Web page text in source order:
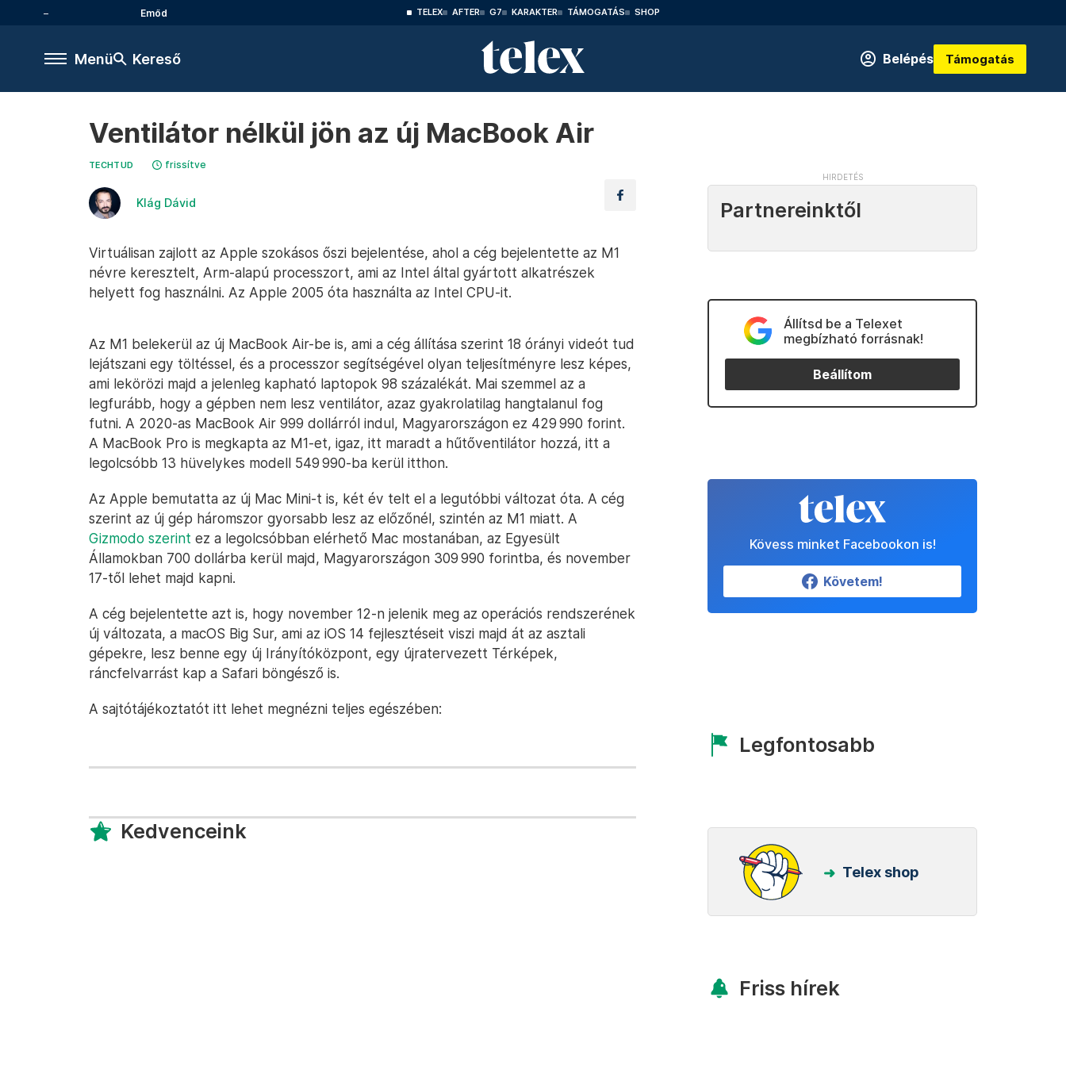
Emőd TELEX AFTER G7 KARAKTER TÁMOGATÁS SHOP
Menü Kereső Belépés Támogatás
Ventilátor nélkül jön az új MacBook Air
TECHTUD frissítve
Klág Dávid
Virtuálisan zajlott az Apple szokásos őszi bejelentése, ahol a cég bejelentette az M1
névre keresztelt, Arm-alapú processzort, ami az Intel által gyártott alkatrészek
helyett fog használni. Az Apple 2005 óta használta az Intel CPU-it.
Az M1 belekerül az új MacBook Air-be is, ami a cég állítása szerint 18 órányi videót tud
lejátszani egy töltéssel, és a processzor segítségével olyan teljesítményre lesz képes,
ami lekörözi majd a jelenleg kapható laptopok 98 százalékát. Mai szemmel az a
legfurább, hogy a gépben nem lesz ventilátor, azaz gyakrolatilag hangtalanul fog
futni. A 2020-as MacBook Air 999 dollárról indul, Magyarországon ez 429 990 forint.
A MacBook Pro is megkapta az M1-et, igaz, itt maradt a hűtőventilátor hozzá, itt a
legolcsóbb 13 hüvelykes modell 549 990-ba kerül itthon.
Az Apple bemutatta az új Mac Mini-t is, két év telt el a legutóbbi változat óta. A cég
szerint az új gép háromszor gyorsabb lesz az előzőnél, szintén az M1 miatt. A
Gizmodo szerint ez a legolcsóbban elérhető Mac mostanában, az Egyesült
Államokban 700 dollárba kerül majd, Magyarországon 309 990 forintba, és november
17-től lehet majd kapni.
A cég bejelentette azt is, hogy november 12-n jelenik meg az operációs rendszerének
új változata, a macOS Big Sur, ami az iOS 14 fejlesztéseit viszi majd át az asztali
gépekre, lesz benne egy új Irányítóközpont, egy újratervezett Térképek,
ráncfelvarrást kap a Safari böngésző is.
A sajtótájékoztatót itt lehet megnézni teljes egészében:
Kedvenceink
Partnereinktől
Állítsd be a Telexet
megbízható forrásnak!
Beállítom
Kövess minket Facebookon is!
Követem!
Legfontosabb
Telex shop
Friss hírek